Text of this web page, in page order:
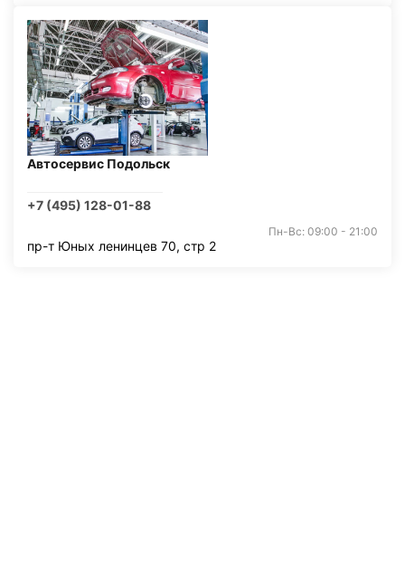
Автосервис Подольск
+7 (495) 128-01-88
Пн-Вс: 09:00 - 21:00
пр-т Юных ленинцев 70, стр 2